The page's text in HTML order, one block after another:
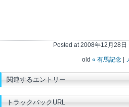
Posted at 2008年12月28
old « 有馬記念
関連するエントリー
トラックバックURL